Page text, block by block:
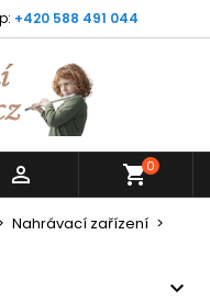
+420 588 491 044
 shopping_cart0
Nahrávací zařízení